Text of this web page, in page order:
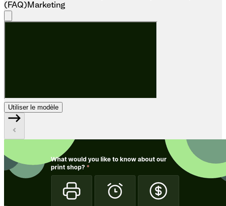
(FAQ) Marketing
Utiliser le modèle